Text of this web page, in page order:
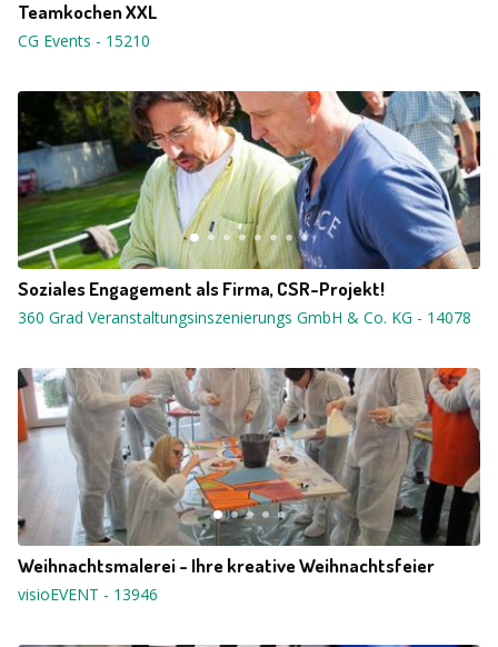
Teamkochen XXL
CG Events - 15210
Soziales Engagement als Firma, CSR-Projekt!
360 Grad Veranstaltungsinszenierungs GmbH & Co. KG - 14078
Weihnachtsmalerei - Ihre kreative Weihnachtsfeier
visioEVENT - 13946